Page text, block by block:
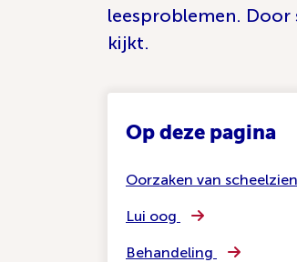
leesproblemen.
kijkt.
Op deze pagina
Oorzaken van scheelzien
Lui oog
Behandeling